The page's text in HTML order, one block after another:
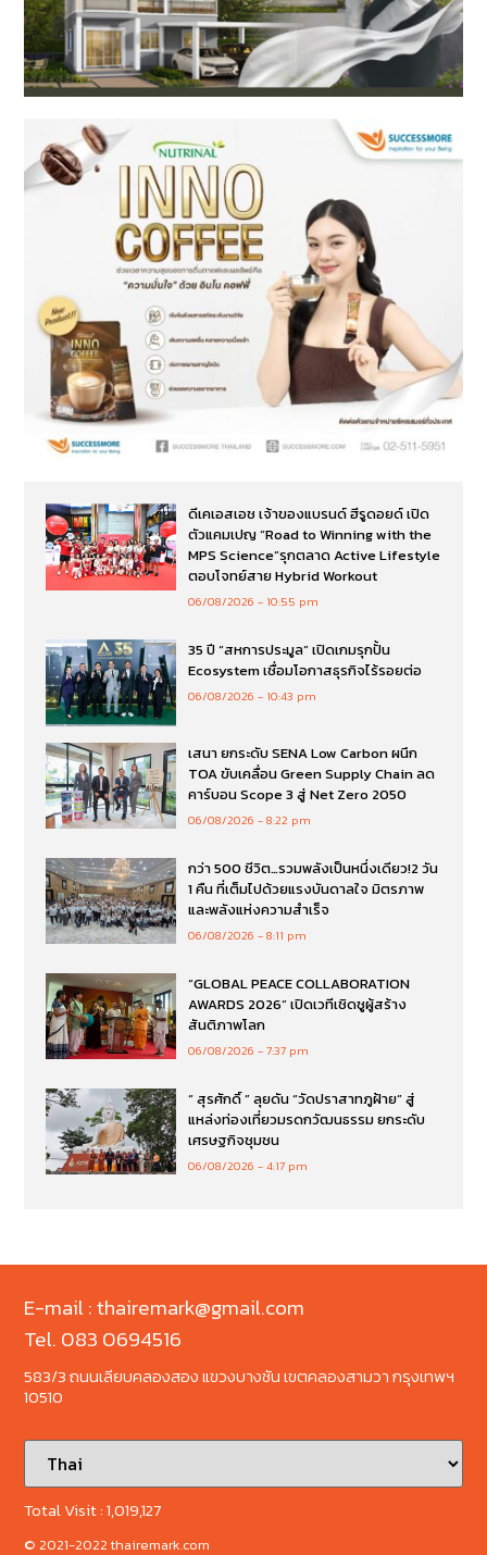
ดีเคเอสเอช เจ้าของแบรนด์ ฮีรูดอยด์ เปิด
ตัวแคมเปญ “Road to Winning with the
MPS Science”รุกตลาด Active Lifestyle
ตอบโจทย์สาย Hybrid Workout
06/08/2026 10:55 pm
35 ปี “สหการประมูล” เปิดเกมรุกปั้น
Ecosystem เชื่อมโอกาสธุรกิจไร้รอยต่อ
06/08/2026 10:43 pm
เสนา ยกระดับ SENA Low Carbon ผนึก
TOA ขับเคลื่อน Green Supply Chain ลด
คาร์บอน Scope 3 สู่ Net Zero 2050
06/08/2026 8:22 pm
กว่า 500 ชีวิต…รวมพลังเป็นหนึ่งเดียว!2 วัน
1 คืน ที่เต็มไปด้วยแรงบันดาลใจ มิตรภาพ
และพลังแห่งความสำเร็จ
06/08/2026 8:11 pm
“GLOBAL PEACE COLLABORATION
AWARDS 2026” เปิดเวทีเชิดชูผู้สร้าง
สันติภาพโลก
06/08/2026 7:37 pm
“ สุรศักดิ์ ” ลุยดัน “วัดปราสาทภูฝ้าย” สู่
แหล่งท่องเที่ยวมรดกวัฒนธรรม ยกระดับ
เศรษฐกิจชุมชน
06/08/2026 4:17 pm
E-mail : thairemark@gmail.com
Tel. 083 0694516
583/3 ถนนเลียบคลองสอง แขวงบางชัน เขตคลองสามวา กรุงเทพฯ
10510
Total Visit :1,019,127
© 2021-2022 thairemark.com